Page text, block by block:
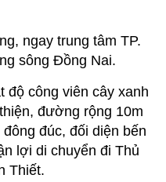
ngay trung tâm TP.
sông Đồng Nai.
độ công viên cây xanh
đường rộng 10m
đúc, đối diện bến
lợi di chuyển đi Thủ
Thiết.